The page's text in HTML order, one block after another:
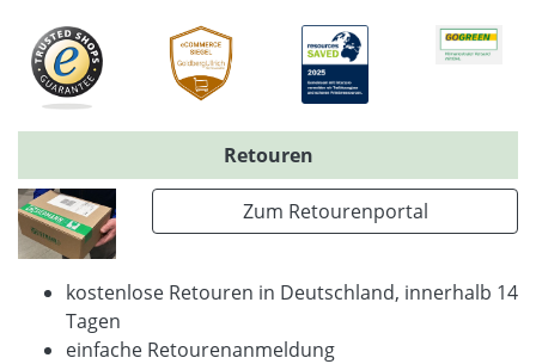
Retouren
Zum Retourenportal
kostenlose Retouren in Deutschland, innerhalb 14
Tagen
einfache Retourenanmeldung